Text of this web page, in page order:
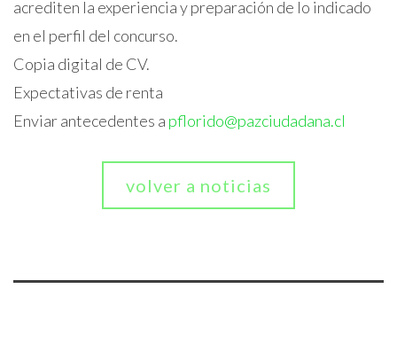
acrediten la experiencia y preparación de lo indicado
en el perfil del concurso.
Copia digital de CV.
Expectativas de renta
Enviar antecedentes a pflorido@pazciudadana.cl
volver a noticias